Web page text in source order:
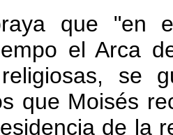
que "en
el Arca
se
que Moisés
de la